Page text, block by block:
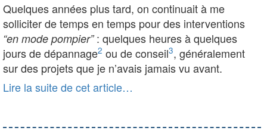
Quelques années plus tard, on continuait à me
solliciter de temps en temps pour des interventions
“en mode pompier”: quelques heures à quelques
jours de dépannage2 ou de conseil3, généralement
sur des projets que je n’avais jamais vu avant.
Lire la suite de cet article…